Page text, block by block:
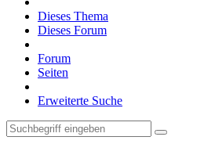
Dieses Thema
Dieses Forum
Forum
Seiten
Erweiterte Suche